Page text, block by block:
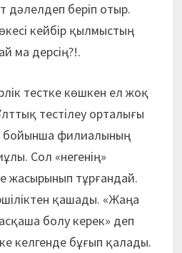
дәлелдеп беріп отыр.
кейбір қылмыстың
ма дерсің?!.
тестке көшкен ел жоқ
тестілеу орталығы
филиалының
Сол «негенің»
жасырынып тұрғандай.
қашады. «Жаңа
болу керек» деп
келгенде бұғып қалады.